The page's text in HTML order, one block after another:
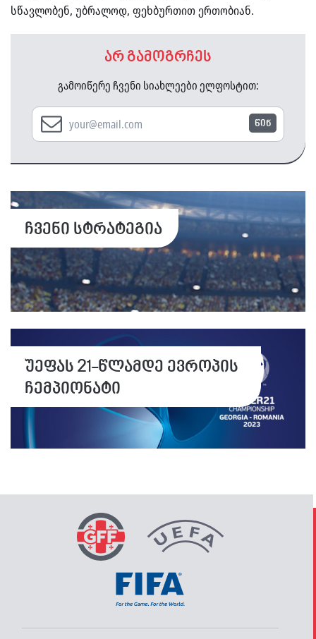
სწავლობენ, უბრალოდ, ფეხბურთით ერთობიან.
არ გამოგრჩეს
გამოიწერე ჩვენი სიახლეები ელფოსტით:
წინ
ჩვენი სტრატეგია
უეფას 21-წლამდე ევროპის
ჩემპიონატი